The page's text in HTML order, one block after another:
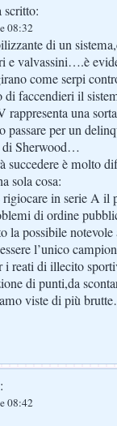
scritto:
08:32
di un
e valvassini….è
come serpi
di faccendieri il
una
passare per un
di Sherwood…
succedere è molto
sola cosa:
in serie A il
di ordine
la possibile
l’unico
i reati di illecito
di punti,da
viste di più
08:42